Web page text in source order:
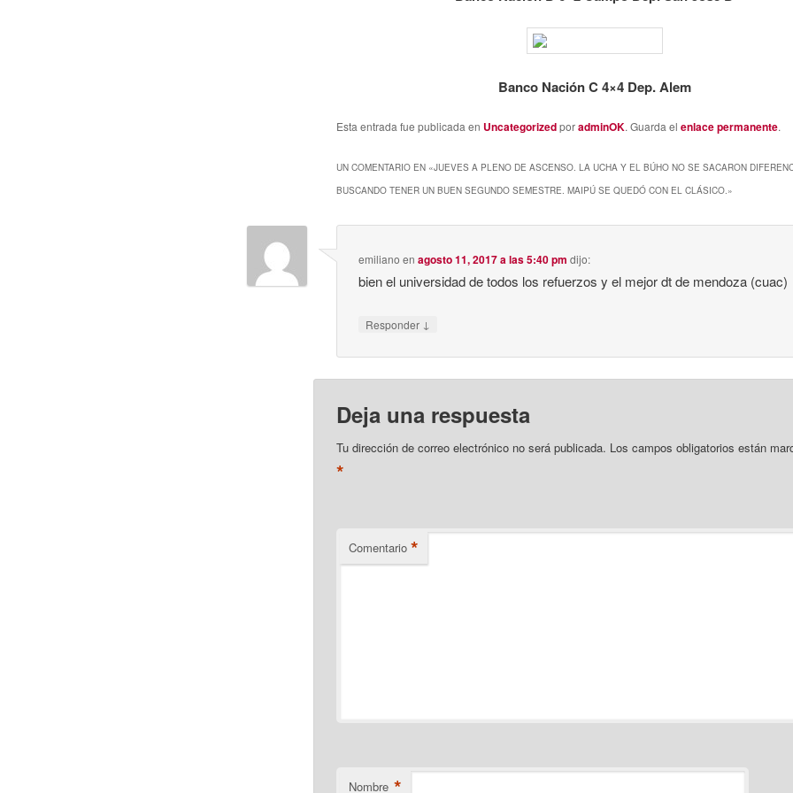
Banco Nación C 4×4 Dep. Alem
Esta entrada fue publicada en UncategorizedporadminOK. Guarda el enlace permanente.
UN COMENTARIO EN «JUEVES A PLENO DE ASCENSO. LA UCHA Y EL BÚHO NO SE SACARON
BUSCANDO TENER UN BUEN SEGUNDO SEMESTRE. MAIPÚ SE QUEDÓ CON EL CLÁSICO.»
emiliano enagosto 11, 2017 a las 5:40 pm dijo:
bien el universidad de todos los refuerzos y el mejor dt de mendoza (cuac)
Responder ↓
Deja una respuesta
Tu dirección de correo electrónico no será publicada. Los campos obligatorios están
*
Comentario *
Nombre *